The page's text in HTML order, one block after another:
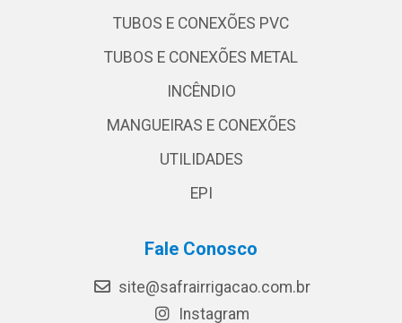
TUBOS E CONEXÕES PVC
TUBOS E CONEXÕES METAL
INCÊNDIO
MANGUEIRAS E CONEXÕES
UTILIDADES
EPI
Fale Conosco
site@safrairrigacao.com.br
Instagram